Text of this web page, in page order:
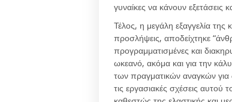
γυναίκες να κάνουν
Τέλος, η μεγάλη εξαγγελία της
προσλήψεις, αποδείχτηκε
προγραμματισμένες και
ωκεανό, ακόμα και για την
των πραγματικών αναγκών για
τις εργασιακές σχέσεις